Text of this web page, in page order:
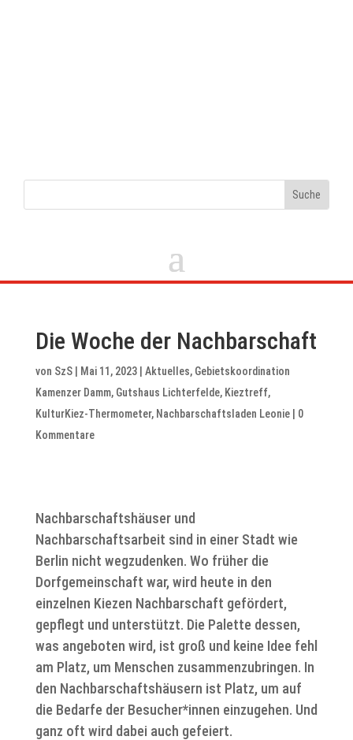
Die Woche der Nachbarschaft
von SzS| Mai 11, 2023| Aktuelles, Gebietskoordination
Kamenzer Damm, Gutshaus Lichterfelde, Kieztreff,
KulturKiez-Thermometer, Nachbarschaftsladen Leonie| 0
Kommentare
Nachbarschaftshäuser und
Nachbarschaftsarbeit sind in einer Stadt wie
Berlin nicht wegzudenken. Wo früher die
Dorfgemeinschaft war, wird heute in den
einzelnen Kiezen Nachbarschaft gefördert,
gepflegt und unterstützt. Die Palette dessen,
was angeboten wird, ist groß und keine Idee fehl
am Platz, um Menschen zusammenzubringen. In
den Nachbarschaftshäusern ist Platz, um auf
die Bedarfe der Besucher*innen einzugehen. Und
ganz oft wird dabei auch gefeiert.